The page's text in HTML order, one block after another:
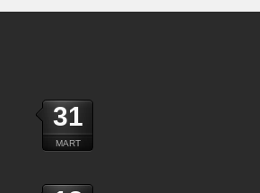
31
MART